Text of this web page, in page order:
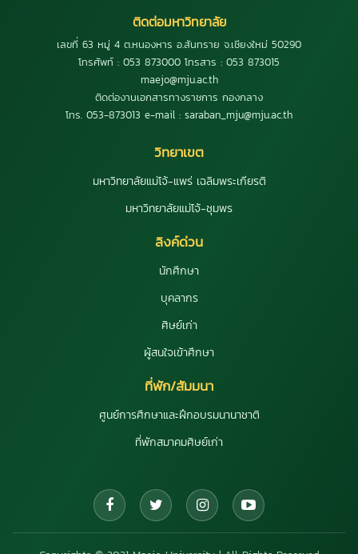
ติดต่อมหาวิทยาลัย
เลขที่ 63 หมู่ 4 ต.หนองหาร อ.สันทราย จ.เชียงใหม่ 50290
โทรศัพท์ : 053 873000 โทรสาร : 053 873015
maejo@mju.ac.th
ติดต่องานเอกสารทางราชการ กองกลาง
โทร. 053-873013 e-mail : saraban_mju@mju.ac.th
วิทยาเขต
มหาวิทยาลัยแม่โจ้-แพร่ เฉลิมพระเกียรติ
มหาวิทยาลัยแม่โจ้-ชุมพร
ลิงค์ด่วน
นักศึกษา
บุคลากร
ศิษย์เก่า
ผู้สนใจเข้าศึกษา
ที่พัก/สัมมนา
ศูนย์การศึกษาและฝึกอบรมนานาชาติ
ที่พักสมาคมศิษย์เก่า